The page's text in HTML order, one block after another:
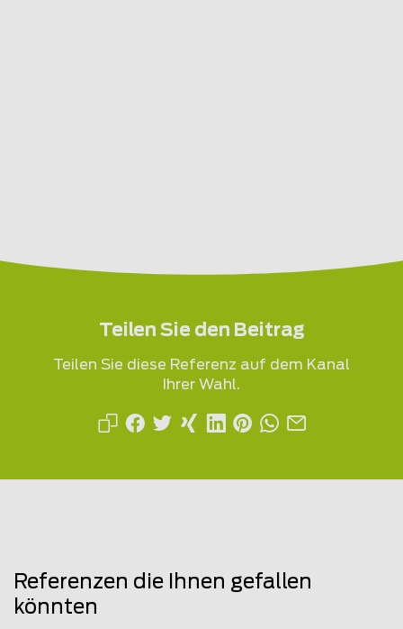
Teilen Sie den Beitrag
Teilen Sie diese Referenz auf dem Kanal
Ihrer Wahl.
Referenzen die Ihnen gefallen
könnten